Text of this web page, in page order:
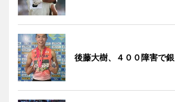
後藤大樹、４００障害で銀